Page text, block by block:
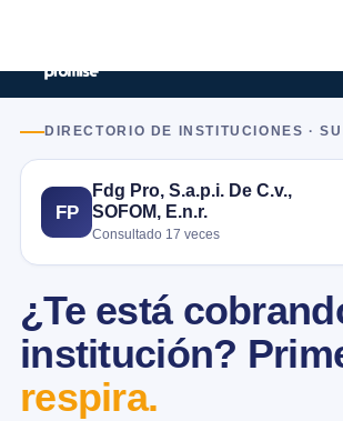
DIRECTORIO DE INSTITUCIONES ·
FP
Fdg Pro, S.a.p.i. De C.v.,
SOFOM, E.n.r.
Consultado 17 veces
¿Te está
institución?
respira.